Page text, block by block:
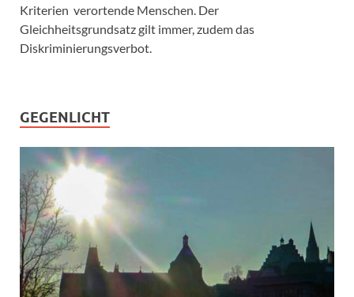
Kriterien verortende Menschen. Der
Gleichheitsgrundsatz gilt immer, zudem das
Diskriminierungsverbot.
GEGENLICHT